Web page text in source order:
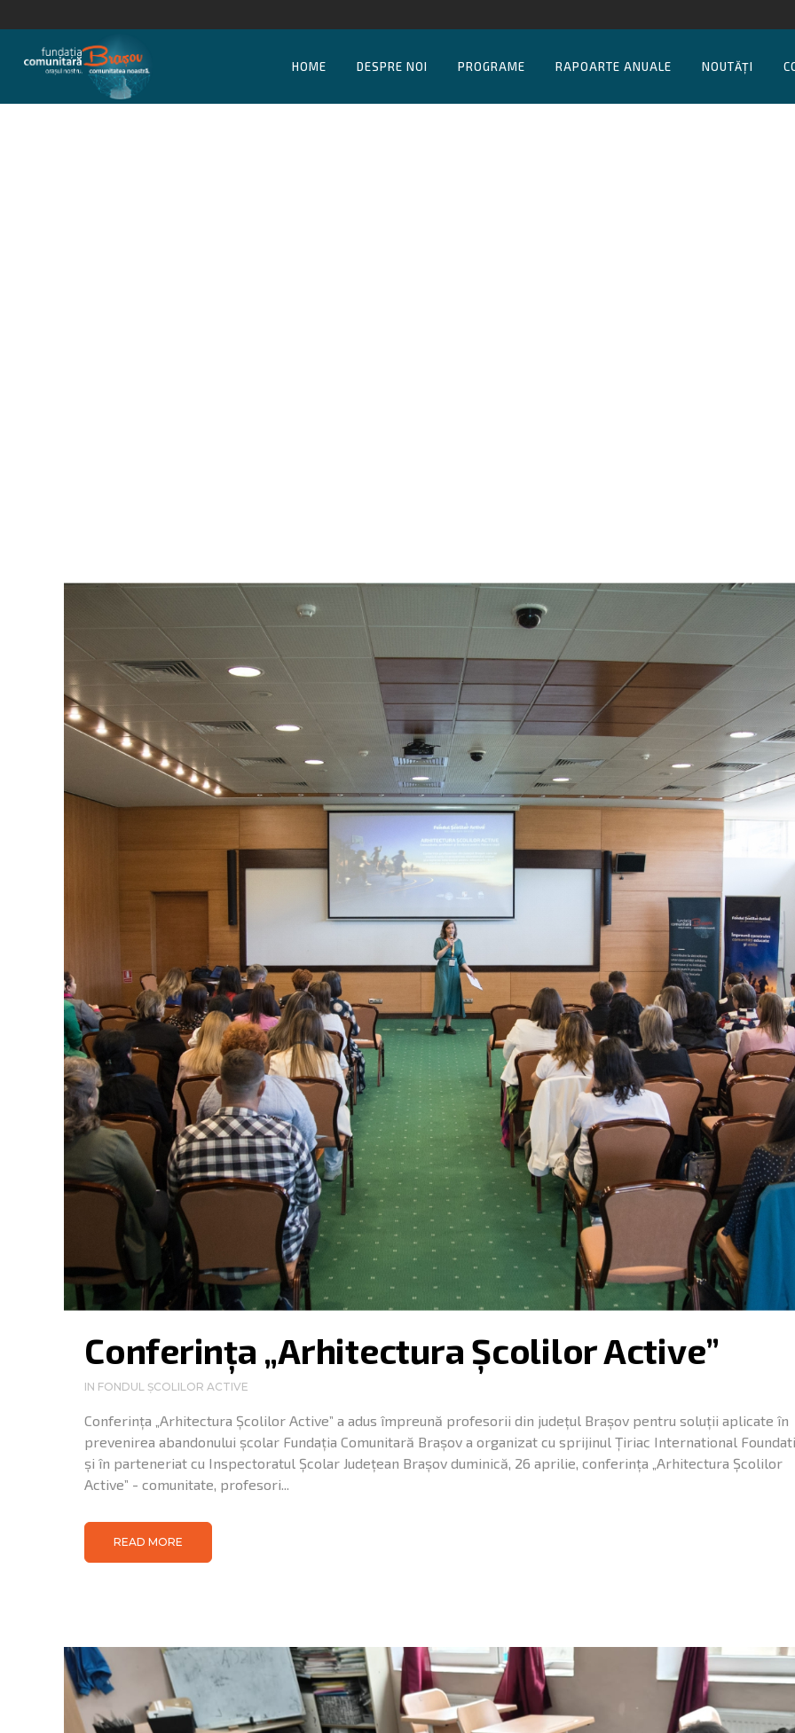
HOME DESPRE NOI PROGRAME RAPOARTE ANUALE NOUTĂȚI
Conferința „Arhitectura Școlilor Active”
IN FONDUL ȘCOLILOR ACTIVE
Conferința „Arhitectura Școlilor Active” a adus împreună profesorii din județul Brașov pentru soluții aplicate în
prevenirea abandonului școlar Fundația Comunitară Brașov a organizat cu sprijinul Țiriac International
și în parteneriat cu Inspectoratul Școlar Județean Brașov duminică, 26 aprilie, conferința „Arhitectura Școlilor
Active” - comunitate, profesori...
READ MORE